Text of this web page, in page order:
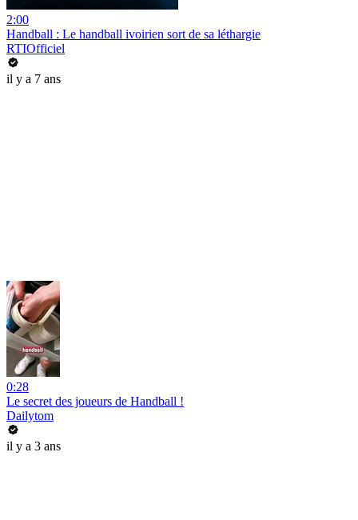
2:00
Handball : Le handball ivoirien sort de sa léthargie
RTIOfficiel
il y a 7 ans
0:28
Le secret des joueurs de Handball !
Dailytom
il y a 3 ans